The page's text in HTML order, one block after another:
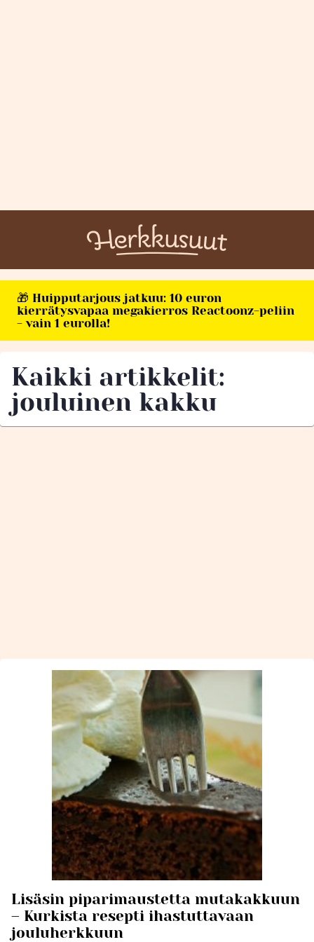
🎁 Huipputarjous jatkuu: 10 euron
kierrätysvapaa megakierros Reactoonz-peliin
- vain 1 eurolla!
Kaikki artikkelit:
jouluinen kakku
Lisäsin piparimaustetta mutakakkuun
– Kurkista resepti ihastuttavaan
jouluherkkuun